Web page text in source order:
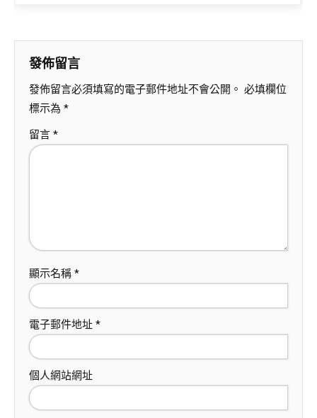
發佈留言
發佈留言必須填寫的電子郵件地址不會公開。 必填欄位
標示為 *
留言 *
顯示名稱 *
電子郵件地址 *
個人網站網址